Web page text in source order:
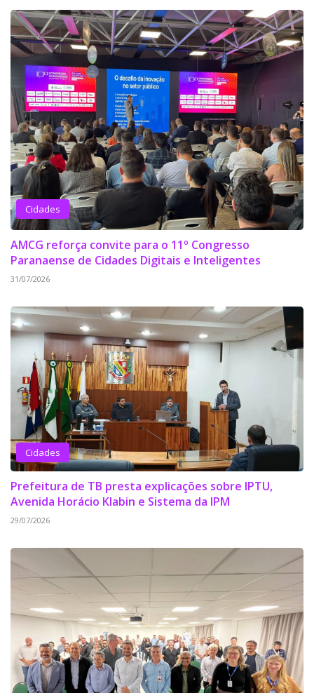
Cidades
AMCG reforça convite para o 11º Congresso
Paranaense de Cidades Digitais e Inteligentes
31/07/2026
Cidades
Prefeitura de TB presta explicações sobre IPTU,
Avenida Horácio Klabin e Sistema da IPM
29/07/2026